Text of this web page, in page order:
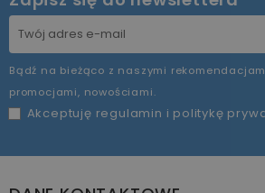
Bądź na bieżąco z naszymi
promocjami, nowościami.
Akceptuję regulamin i politykę